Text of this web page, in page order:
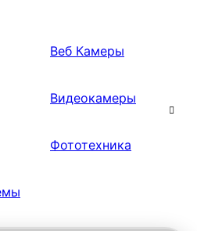
Веб Камеры
Видеокамеры
Фототехника